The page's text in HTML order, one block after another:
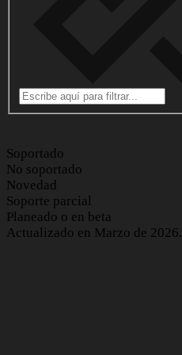
Soportado
No soportado
Novedad
Soporte parcial
Planeado o en beta
Actualizado en Marzo de 2026.